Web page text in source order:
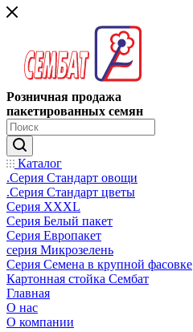
Розничная продажа
пакетированных семян
Каталог
.Серия Стандарт овощи
.Серия Стандарт цветы
Серия XXXL
Серия Белый пакет
Серия Европакет
серия Микрозелень
Серия Семена в крупной фасовке
Картонная стойка Сембат
Главная
О нас
О компании